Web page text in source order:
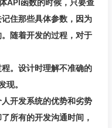
API函数的时候，只要查
住那些具体参数，因为
随着开发的过程，对于
。设计时理解不准确的
。
开发系统的优势和劣势
所有的开发沟通时间，